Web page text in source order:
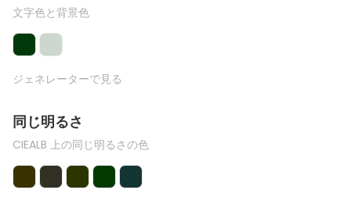
文字色と背景色
ジェネレーターで見る
同じ明るさ
CIEALB 上の同じ明るさの色